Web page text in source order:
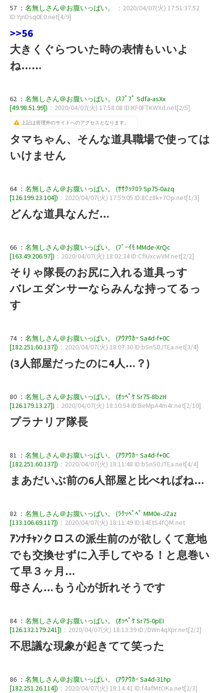
57 ： 名無しさん＠お腹いっぱい。
：2020/04/07(火) 17:51:37.52
ID:YjnDsq0E0.net[4/9]
>>56
大きくぐらついた時の表情もいいよ
ね……
62 ： 名無しさん＠お腹いっぱい。 (ｽﾌﾟﾌﾟ Sdfa-asXx
[49.98.51.99]) ：2020/04/07(火) 17:58:08 ID:KF0FTKWXd.net[2/5]
上記は管理外のサイトへのアクセスとなります。
タマちゃん、そんな道具職場で使っては
いけません
64 ： 名無しさん＠お腹いっぱい。 (ｻｻｸｯﾃﾛﾗ Sp75-0azq
[126.199.23.104]) ：2020/04/07(火) 17:59:05 ID:8Cz8k+7Op.net[1/3]
どんな道具なんだ…
66 ： 名無しさん＠お腹いっぱい。 (ﾌﾞｰｲﾓ MMde-XrQc
[163.49.206.97]) ：2020/04/07(火) 18:02:34 ID:CfIUxcwVM.net[2/2]
そりゃ隊長のお尻に入れる道具っす
バレエダンサーならみんな持ってるっ
す
74 ： 名無しさん＠お腹いっぱい。 (ｱｳｱｳｶｰ Sa4d-f+0C
[182.251.60.137]) ：2020/04/07(火) 18:07:30 ID:bSnS0JTEa.net[3/4]
(3人部屋だったのに4人…？)
80 ： 名無しさん＠お腹いっぱい。 (ｵｯﾍﾟｹ Sr75-8bzH
[126.179.13.27]) ：2020/04/07(火) 18:10:54 ID:BeMpA4m4r.net[2/10]
プラナリア隊長
81 ： 名無しさん＠お腹いっぱい。 (ｱｳｱｳｶｰ Sa4d-f+0C
[182.251.60.137]) ：2020/04/07(火) 18:11:48 ID:bSnS0JTEa.net[4/4]
まあだいぶ前の6人部屋と比べればね…
82 ： 名無しさん＠お腹いっぱい。 (ﾗｸｯﾍﾟﾍﾟ MM0e-JZaz
[133.106.69.117]) ：2020/04/07(火) 18:11:49 ID:14EtS4fQM.net
ｱﾝﾅﾁｬﾝクロスの派生前のが欲しくて意地
でも交換せずに入手してやる！と息巻い
て早３ヶ月…
母さん…もう心が折れそうです
84 ： 名無しさん＠お腹いっぱい。 (ｵｯﾍﾟｹ Sr75-0pEI
[126.132.179.241]) ：2020/04/07(火) 18:13:39 ID:/DWn4qXpr.net[2/2]
不思議な現象が起きてて笑った
86 ： 名無しさん＠お腹いっぱい。 (ｱｳｱｳｶｰ Sa4d-31hp
[182.251.26.114]) ：2020/04/07(火) 18:14:41 ID:f4afMtOKa.net[2/3]